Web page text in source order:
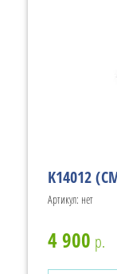
K14012
Артикул: нет
4 900 р.